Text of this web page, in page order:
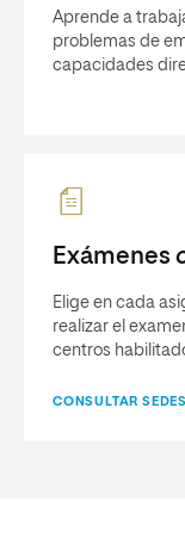
Aprende a
problemas de
capacidades
Exámenes
Elige en cada
realizar el
centros
CONSULTAR SEDES